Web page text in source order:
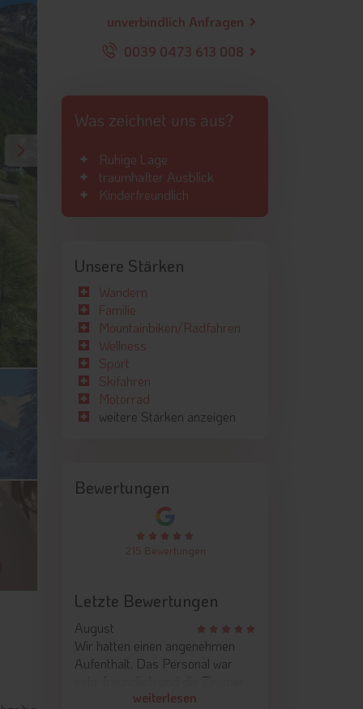
unverbindlich Anfragen
0039 0473 613 008
Was zeichnet uns aus?
Ruhige Lage
traumhafter Ausblick
Kinderfreundlich
Unsere Stärken
Wandern
Familie
Mountainbiken/Radfahren
Wellness
Sport
Skifahren
Motorrad
weitere Stärken anzeigen
Bewertungen
215 Bewertungen
Letzte Bewertungen
August
Wir hatten einen angenehmen
Aufenthalt. Das Personal war
sehr freundlich und die Zimmer
schön eingerichtet. Die ruhige
weiterlesen